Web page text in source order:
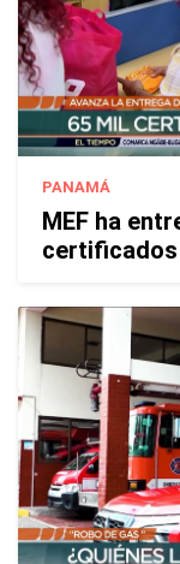
PANAMÁ
MEF ha
certificados